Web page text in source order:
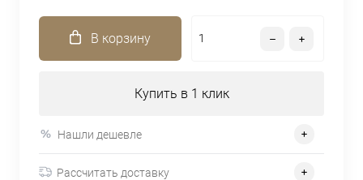
В корзину
Купить в 1 клик
Нашли дешевле
Рассчитать доставку